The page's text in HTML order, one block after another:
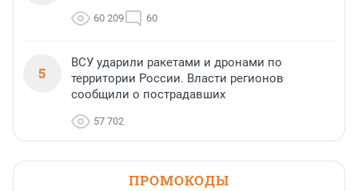
60 209 60
5
ВСУ ударили ракетами и дронами по
территории России. Власти регионов
сообщили о пострадавших
57 702
ПРОМОКОДЫ